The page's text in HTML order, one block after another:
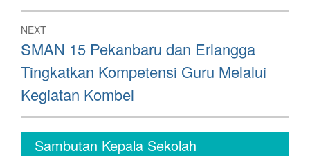
NEXT
Next
post:
SMAN 15 Pekanbaru dan Erlangga
Tingkatkan Kompetensi Guru Melalui
Kegiatan Kombel
Sambutan Kepala Sekolah